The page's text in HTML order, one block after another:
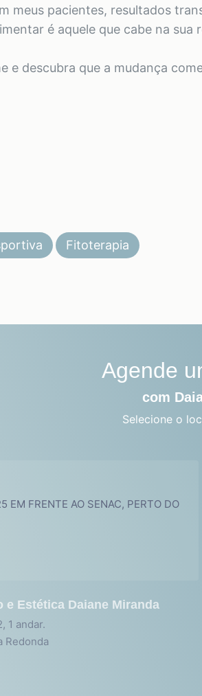
meus pacientes, resultados
é aquele que cabe na sua
e descubra que a mudança
Fitoterapia
Agende
com
Selecione o
FRENTE AO SENAC, PERTO DO
Estética Daiane Miranda
1 andar.
Redonda